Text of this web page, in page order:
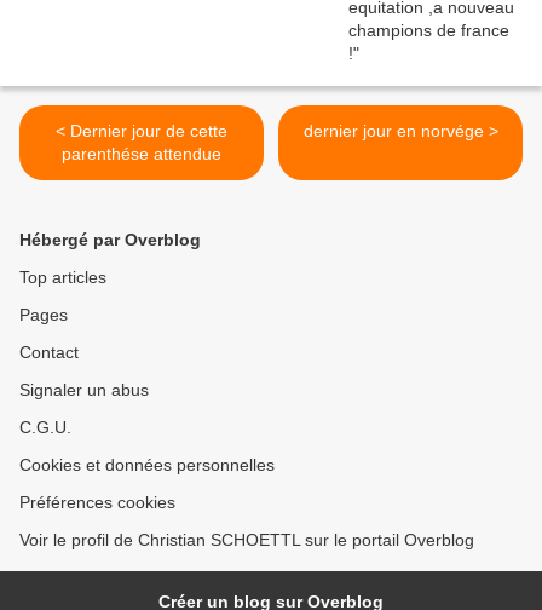
< Dernier jour de cette
parenthése attendue
dernier jour en norvége >
Hébergé par Overblog
Top articles
Pages
Contact
Signaler un abus
C.G.U.
Cookies et données personnelles
Préférences cookies
Voir le profil de Christian SCHOETTL sur le portail Overblog
Créer un blog sur Overblog